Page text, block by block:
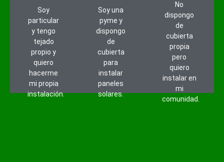
Soy
particular
y tengo
tejado
propio y
quiero
hacerme
mi propia
instalación.
Fotovoltaica
residencial
unifamiliar
Para
clientes
que
quieren
tener su
propia
Soy una
pyme y
dispongo
de
cubierta
para
instalar
paneles
solares.
pequeñas
medianas
que
quieren
ahorrar
en su
consumo
No
dispongo
de
cubierta
propia
pero
quiero
instalar en
mi
comunidad.
propia
pero
están
interesados
en
proponer
para su
comunidad
de
vecinos,